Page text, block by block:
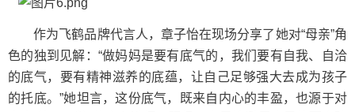
作为飞鹤品牌代言人，章子怡在现场分享了她对“母亲”角
色的独到见解：“做妈妈是要有底气的，我们要有自我、自洽
的底气，要有精神滋养的底蕴，让自己足够强大去成为孩子
的托底。”她坦言，这份底气，既来自内心的丰盈，也源于对